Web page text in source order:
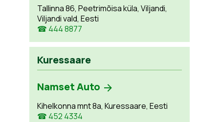
Tallinna 86, Peetrimõisa küla, Viljandi,
Viljandi vald, Eesti
☎ 444 8877
Kuressaare
Namset Auto
Kihelkonna mnt 8a, Kuressaare, Eesti
☎ 452 4334